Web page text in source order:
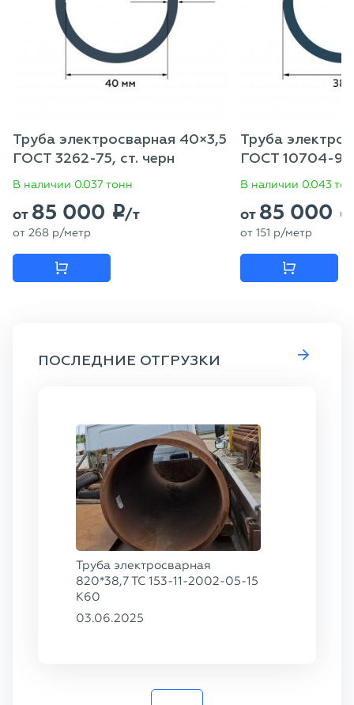
Труба электросварная 40×3,5
ГОСТ 3262-75, ст. черн
В наличии 0.037 тонн
от 85 000 p/т
от 268 p/метр
Труба
ГОСТ 10704-91,
В наличии 0.043
от 85 000 p
от 151 p/метр
ПОСЛЕДНИЕ ОТГРУЗКИ
Труба электросварная
820*38,7 ТС 153-11-2002-05-15
К60
03.06.2025